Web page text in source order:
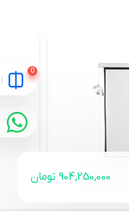
اسکوپ 3×4904,250,000 تومان